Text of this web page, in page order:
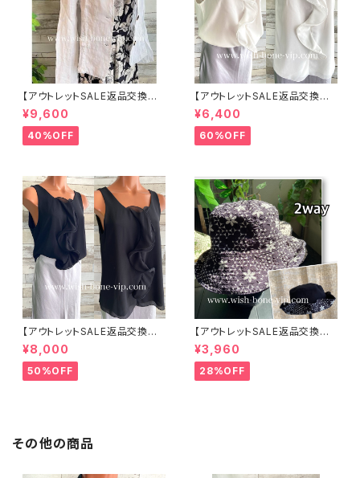
【アウトレットSALE返品交換不
可8/20まで】イタリア製サマー
ジャケット｜Made in ITALY｜
リネン麻 飾りエリ ジャケット/ホ
ワイト
¥9,600
40%OFF
【アウトレットSALE返品交換不
可8/20まで】イタリア製 CASA
DEILUCA ITALY｜前フリル＆B
IGフリルトップス /ホワイト
¥6,400
60%OFF
【アウトレットSALE返品交換不
可8/20まで】イタリア製 CASA
DEILUCA ITALY｜前フリル＆B
IGフリルトップス /ブラック
¥8,000
50%OFF
【アウトレットSALE返品交換不
可8/20まで】ワッフル立体フラワ
ー＆無地 2way リバーシブルハ
ット・ワイヤー入り変形ハット・フ
ラワー帽子【ブラック】
¥3,960
28%OFF
その他の商品